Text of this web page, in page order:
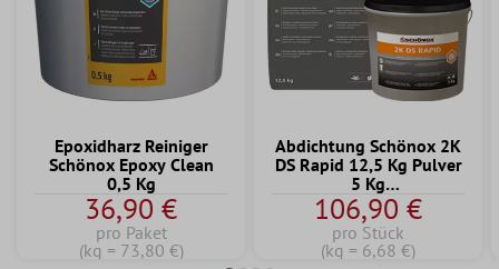
Epoxidharz Reiniger
Schönox Epoxy Clean
0,5 Kg
36,90 €
pro Paket
(kg = 73,80 €)
Abdichtung Schönox 2K
DS Rapid 12,5 Kg Pulver
5 Kg
Dispersionskomponente
106,90 €
pro Stück
(kg = 6,68 €)